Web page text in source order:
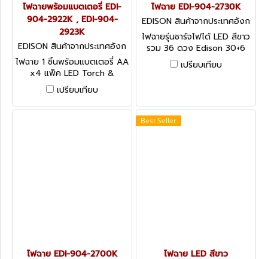
ไฟฉายพร้อมแบตเตอรี่ EDI-
904-2922K , EDI-904-
2923K
EDISON สินค้าจากประเทศอังก
ฤษ-1
ไฟฉาย 1 ชิ้นพร้อมแบตเตอรี่ AA
x4 แพ็ค LED Torch &
Battery Set
เปรียบเทียบ
ไฟฉาย EDI-904-2730K
EDISON สินค้าจากประเทศอังก
ฤษ-1
ไฟฉายรุ่นชาร์จไฟได้ LED สีขาว
รวม 36 ดวง Edison 30+6
LED Rechargeable
Worklight & Torch
เปรียบเทียบ
ไฟฉาย EDI-904-2700K
Best Seller
ไฟฉาย LED สีขาว